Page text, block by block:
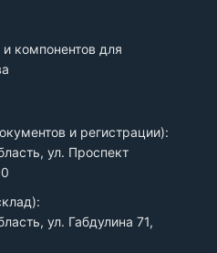
компонентов для
и регистрации):
ул. Проспект
ул. Габдулина 71,